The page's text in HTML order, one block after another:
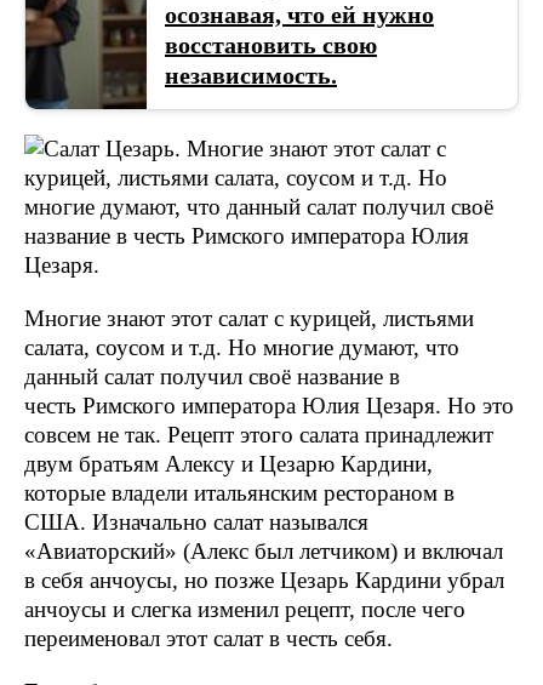
осознавая, что ей нужно
восстановить свою
независимость.
Многие знают этот салат с курицей, листьями
салата, соусом и т.д. Но многие думают, что
данный салат получил своё название в
честь Римского императора Юлия Цезаря. Но это
совсем не так. Рецепт этого салата принадлежит
двум братьям Алексу и Цезарю Кардини,
которые владели итальянским рестораном в
США. Изначально салат назывался
«Авиаторский» (Алекс был летчиком) и включал
в себя анчоусы, но позже Цезарь Кардини убрал
анчоусы и слегка изменил рецепт, после чего
переименовал этот салат в честь себя.